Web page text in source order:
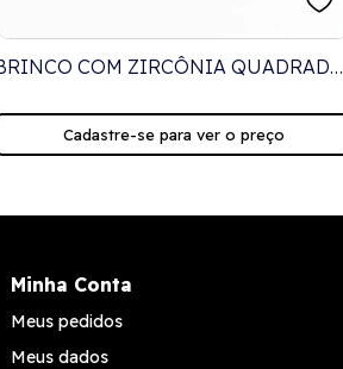
COM ZIRCÔNIA QUADRADA
Cadastre-se para ver o preço
Minha Conta
Meus pedidos
Meus dados